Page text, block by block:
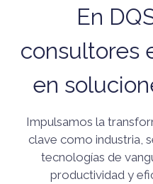
En
consultores
en
Impulsamos la
clave como industria,
tecnologías de
productividad y